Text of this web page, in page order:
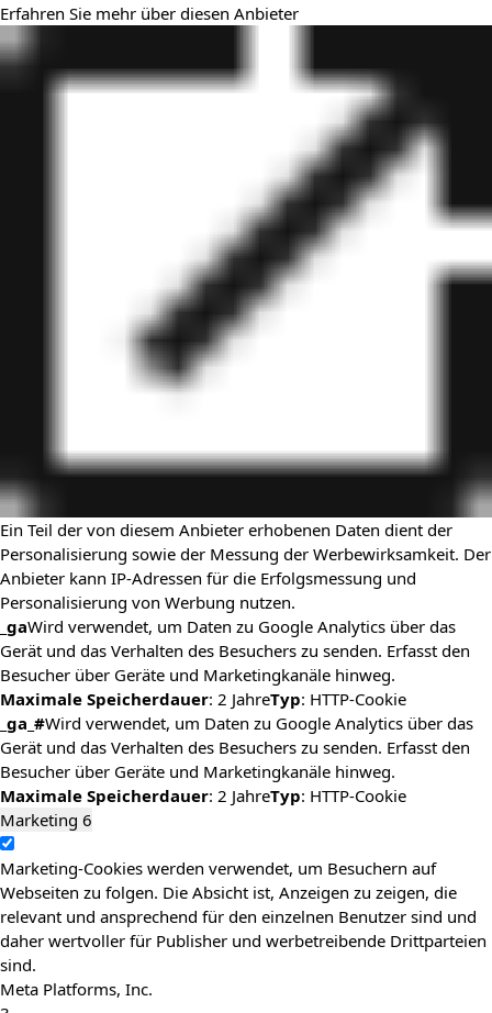
Erfahren Sie mehr über diesen Anbieter
Ein Teil der von diesem Anbieter erhobenen Daten dient der
Personalisierung sowie der Messung der Werbewirksamkeit. Der
Anbieter kann IP-Adressen für die Erfolgsmessung und
Personalisierung von Werbung nutzen.
_gaWird verwendet, um Daten zu Google Analytics über das
Gerät und das Verhalten des Besuchers zu senden. Erfasst den
Besucher über Geräte und Marketingkanäle hinweg.
Maximale Speicherdauer: 2 JahreTyp: HTTP-Cookie
_ga_#Wird verwendet, um Daten zu Google Analytics über das
Gerät und das Verhalten des Besuchers zu senden. Erfasst den
Besucher über Geräte und Marketingkanäle hinweg.
Maximale Speicherdauer: 2 JahreTyp: HTTP-Cookie
Marketing 6
Marketing-Cookies werden verwendet, um Besuchern auf
Webseiten zu folgen. Die Absicht ist, Anzeigen zu zeigen, die
relevant und ansprechend für den einzelnen Benutzer sind und
daher wertvoller für Publisher und werbetreibende Drittparteien
sind.
Meta Platforms, Inc.